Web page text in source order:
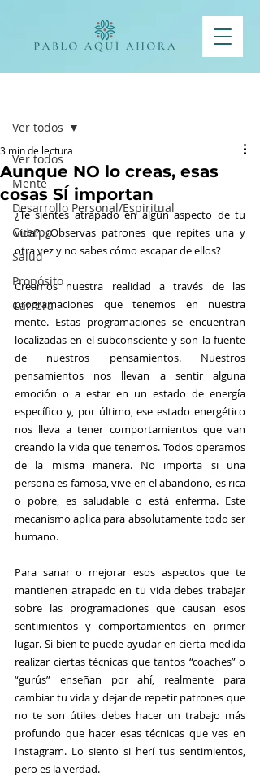
Ver todos
Mente
Desarrollo Personal/Espiritual
Cuerpo
Salud
Propósito
Carrera
Ver todos
Aunque NO lo creas, esas
cosas SÍ importan
3 min de lectura
¿Te sientes atrapado en algún aspecto de tu
vida? ¿Observas patrones que repites una y
otra vez y no sabes cómo escapar de ellos?
Creamos nuestra realidad a través de las
programaciones que tenemos en nuestra
mente. Estas programaciones se encuentran
localizadas en el subconsciente y son la fuente
de nuestros pensamientos. Nuestros
pensamientos nos llevan a sentir alguna
emoción o a estar en un estado de energía
específico y, por último, ese estado energético
nos lleva a tener comportamientos que van
creando la vida que tenemos. Todos operamos
de la misma manera. No importa si una
persona es famosa, vive en el abandono, es rica
o pobre, es saludable o está enferma. Este
mecanismo aplica para absolutamente todo ser
humano.
Para sanar o mejorar esos aspectos que te
mantienen atrapado en tu vida debes trabajar
sobre las programaciones que causan esos
sentimientos y comportamientos en primer
lugar. Si bien te puede ayudar en cierta medida
realizar ciertas técnicas que tantos “coaches” o
“gurús” enseñan por ahí, realmente para
cambiar tu vida y dejar de repetir patrones que
no te son útiles debes hacer un trabajo más
profundo que hacer esas técnicas que ves en
Instagram. Lo siento si herí tus sentimientos,
pero es la verdad.